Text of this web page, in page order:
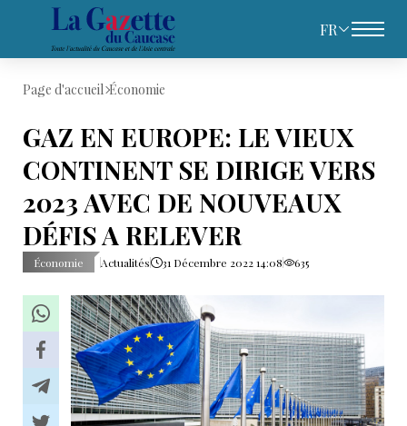
FR
Page d'accueil Économie
GAZ EN EUROPE: LE VIEUX
CONTINENT SE DIRIGE VERS
2023 AVEC DE NOUVEAUX
DÉFIS A RELEVER
Économie Actualités 31 Décembre 2022 14:08 635